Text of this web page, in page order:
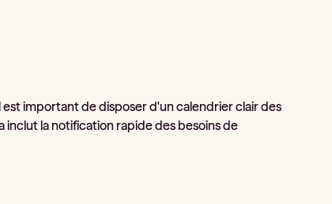
important de disposer d'un calendrier clair des
la notification rapide des besoins de